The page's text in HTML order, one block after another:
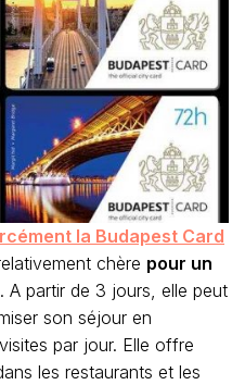
la Budapest Card
chère pour un
. A partir de 3 jours, elle peut
son séjour en
par jour. Elle offre
les restaurants et les